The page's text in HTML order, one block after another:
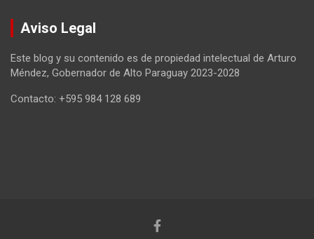
Aviso Legal
Este blog y su contenido es de propiedad intelectual de Arturo
Méndez, Gobernador de Alto Paraguay 2023-2028
Contacto: +595 984 128 689